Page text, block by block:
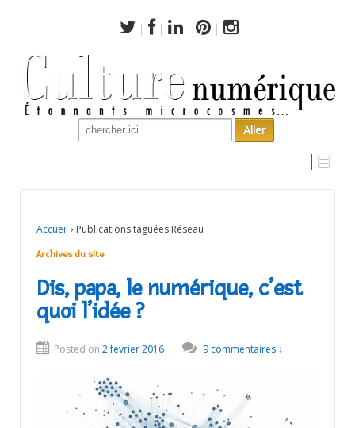
Search
for:
Accueil › Publications taguées Réseau
Archives du site
Dis, papa, le numérique, c’est
quoi l’idée ?
Posted on 2 février 2016 9 commentaires ↓